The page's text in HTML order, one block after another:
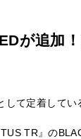
が追加
て定着してい
TR』の